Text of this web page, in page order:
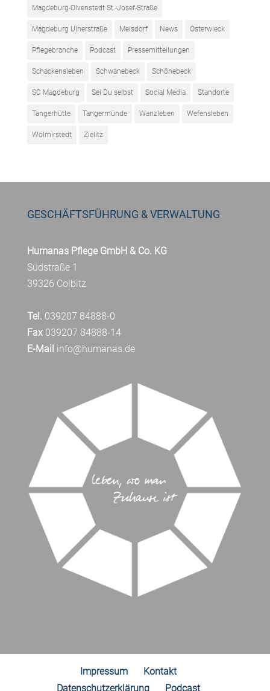
Magdeburg-Olvenstedt St.-Josef-Straße
Magdeburg Ulnerstraße Meisdorf News Osterwieck
Pflegebranche Podcast Pressemitteilungen
Schackensleben Schwanebeck Schönebeck
SC Magdeburg Sei Du selbst Social Media Standorte
Tangerhütte Tangermünde Wanzleben Wefensleben
Wolmirstedt Zielitz
GESCHÄFTSFÜHRUNG & VERWALTUNG
Humanas Pflege GmbH & Co. KG
Südstraße 1
39326 Colbitz
Tel. 039207 84888-0
Fax039207 84888-14
E-Mail info@humanas.de
Impressum
Kontakt
Datenschutzerklärung
Podcast